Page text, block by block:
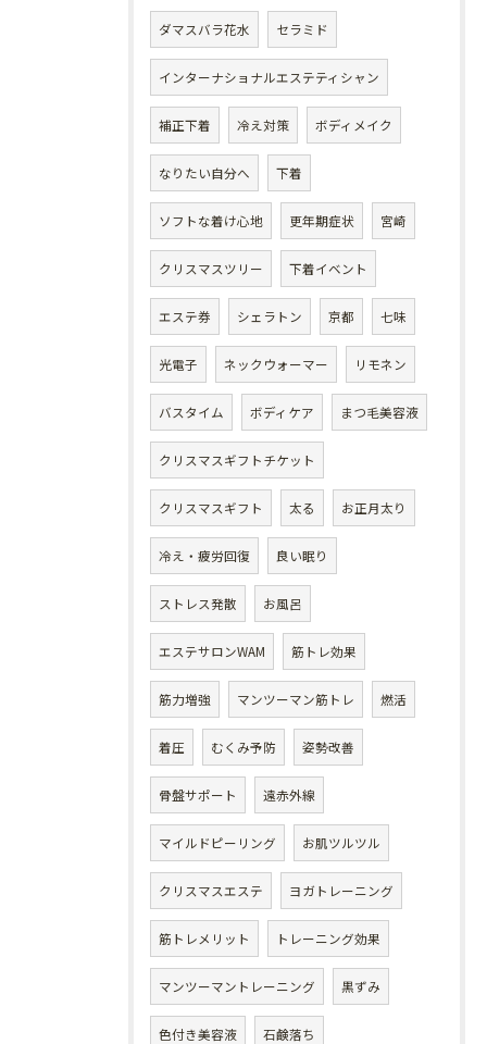
ダマスバラ花水 セラミド
インターナショナルエステティシャン
補正下着 冷え対策 ボディメイク
なりたい自分へ 下着
ソフトな着け心地 更年期症状 宮崎
クリスマスツリー 下着イベント
エステ券 シェラトン 京都 七味
光電子 ネックウォーマー リモネン
バスタイム ボディケア まつ毛美容液
クリスマスギフトチケット
クリスマスギフト 太る お正月太り
冷え・疲労回復 良い眠り
ストレス発散 お風呂
エステサロンWAM 筋トレ効果
筋力増強 マンツーマン筋トレ 燃活
着圧 むくみ予防 姿勢改善
骨盤サポート 遠赤外線
マイルドピーリング お肌ツルツル
クリスマスエステ ヨガトレーニング
筋トレメリット トレーニング効果
マンツーマントレーニング 黒ずみ
色付き美容液 石鹸落ち